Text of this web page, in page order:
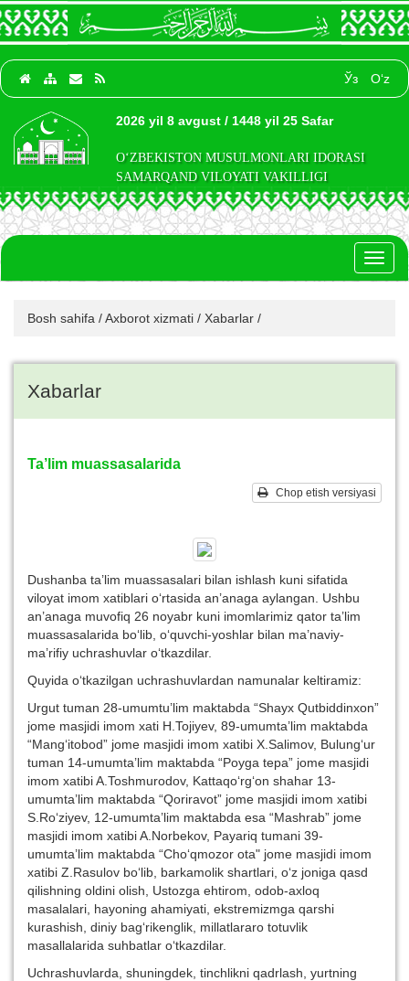
Ўз O‘z
2026 yil 8 avgust / 1448 yil 25 Safar
O‘ZBEKISTON MUSULMONLARI IDORASI
SAMARQAND VILOYATI VAKILLIGI
Bosh sahifa /Axborot xizmati / Xabarlar /
Xabarlar
Ta’lim muassasalarida
Chop etish versiyasi
Dushanba ta’lim muassasalari bilan ishlash kuni sifatida
viloyat imom xatiblari o‘rtasida an’anaga aylangan. Ushbu
an’anaga muvofiq 26 noyabr kuni imomlarimiz qator ta’lim
muassasalarida bo‘lib, o‘quvchi-yoshlar bilan ma’naviy-
ma’rifiy uchrashuvlar o‘tkazdilar.
Quyida o‘tkazilgan uchrashuvlardan namunalar keltiramiz:
Urgut tuman 28-umumtu’lim maktabda “Shayx Qutbiddinxon”
jome masjidi imom xati H.Tojiyev, 89-umumta’lim maktabda
“Mang‘itobod” jome masjidi imom xatibi X.Salimov, Bulung‘ur
tuman 14-umumta’lim maktabda “Poyga tepa” jome masjidi
imom xatibi A.Toshmurodov, Kattaqo‘rg‘on shahar 13-
umumta’lim maktabda “Qoriravot” jome masjidi imom xatibi
S.Ro‘ziyev, 12-umumta’lim maktabda esa “Mashrab” jome
masjidi imom xatibi A.Norbekov, Payariq tumani 39-
umumta’lim maktabda “Cho‘qmozor ota" jome masjidi imom
xatibi Z.Rasulov bo‘lib, barkamolik shartlari, o‘z joniga qasd
qilishning oldini olish, Ustozga ehtirom, odob-axloq
masalalari, hayoning ahamiyati, ekstremizmga qarshi
kurashish, diniy bag‘rikenglik, millatlararo totuvlik
masallalarida suhbatlar o‘tkazdilar.
Uchrashuvlarda, shuningdek, tinchlikni qadrlash, yurtning